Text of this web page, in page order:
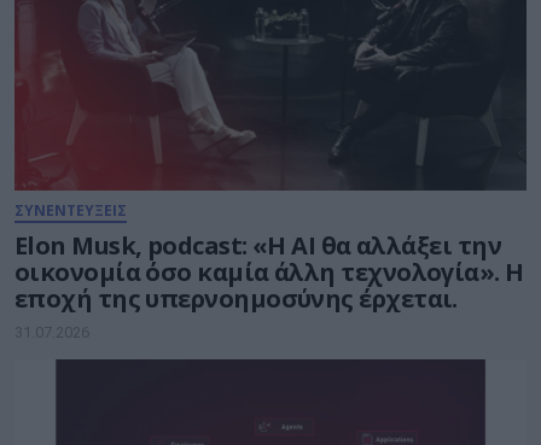
ΣΥΝΕΝΤΕΥΞΕΙΣ
Elon Musk, podcast: «Η AI θα αλλάξει την
οικονομία όσο καμία άλλη τεχνολογία». Η
εποχή της υπερνοημοσύνης έρχεται.
31.07.2026